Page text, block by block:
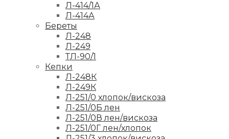
Л-414/1А
Л-414А
Береты
Л-248
Л-249
ТЛ-90/1
Кепки
Л-248К
Л-249К
Л-251/0 хлопок/вискоза
Л-251/0Б лен
Л-251/0В лен/вискоза
Л-251/0Г лен/хлопок